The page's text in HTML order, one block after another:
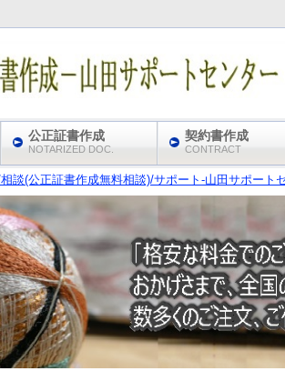
相談(公正証書作成無料相談)/サポート‐山田サポート
公正証書作成
NOTARIZED DOC.
契約書作成
CONTRACT